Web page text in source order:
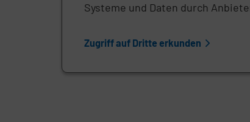
Systeme und Daten durch
Zugriff auf Dritte erkunden